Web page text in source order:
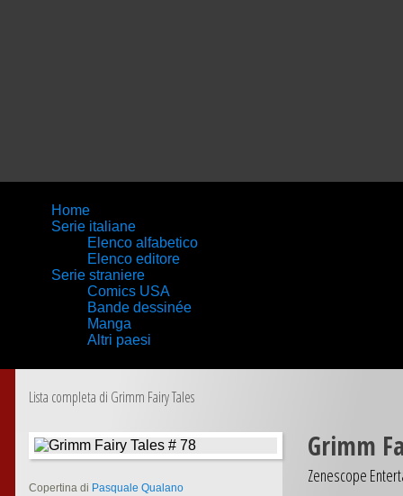
Home
Serie italiane
Elenco alfabetico
Elenco editore
Serie straniere
Comics USA
Bande dessinée
Manga
Altri paesi
Lista completa di Grimm Fairy Tales
Copertina di Pasquale Qualano
Grimm
Zenescope